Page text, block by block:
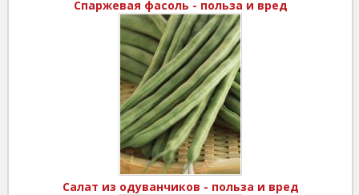
Спаржевая фасоль - польза и вред
Салат из одуванчиков - польза и вред